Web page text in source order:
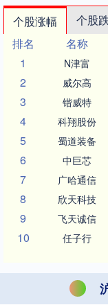
个股涨幅 个股
排名
名称
1
N津富
2 威尔高
3 锴威特
4 科翔股份
5 蜀道装备
6 中巨芯
7 广哈通信
8 欣天科技
9 飞天诚信
10 任子行